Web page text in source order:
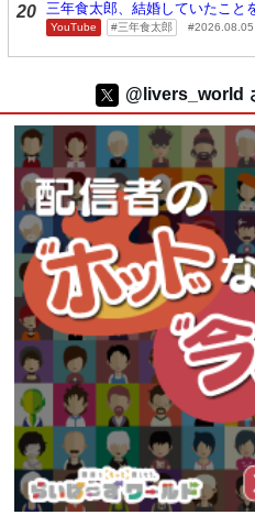
20 三年食太郎、結婚していたこと
YouTube 三年食太郎 2026.08.05
@livers_world